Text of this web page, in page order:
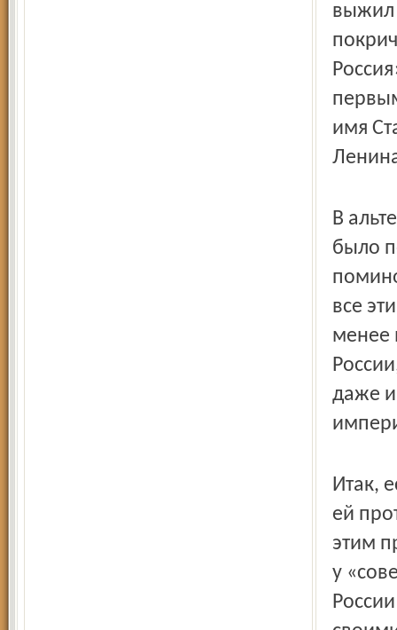
выжил
имя
В
было
все
менее
даже
Итак,
ей
этим
у